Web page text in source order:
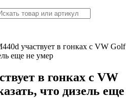
участвует в гонках с VW Golf
еще не умер
в гонках с VW
что дизель еще